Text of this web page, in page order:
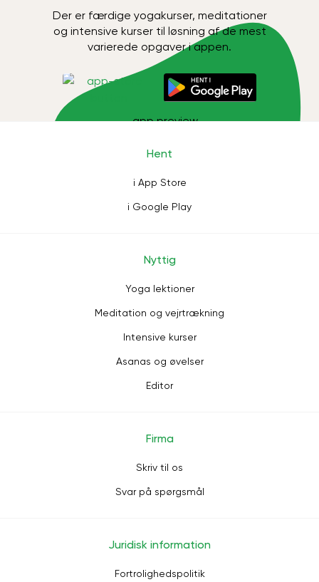
Der er færdige yogakurser, meditationer
og intensive kurser til løsning af de mest
varierede opgaver i appen.
Hent
i App Store
i Google Play
Nyttig
Yoga lektioner
Meditation og vejrtrækning
Intensive kurser
Asanas og øvelser
Editor
Firma
Skriv til os
Svar på spørgsmål
Juridisk information
Fortrolighedspolitik